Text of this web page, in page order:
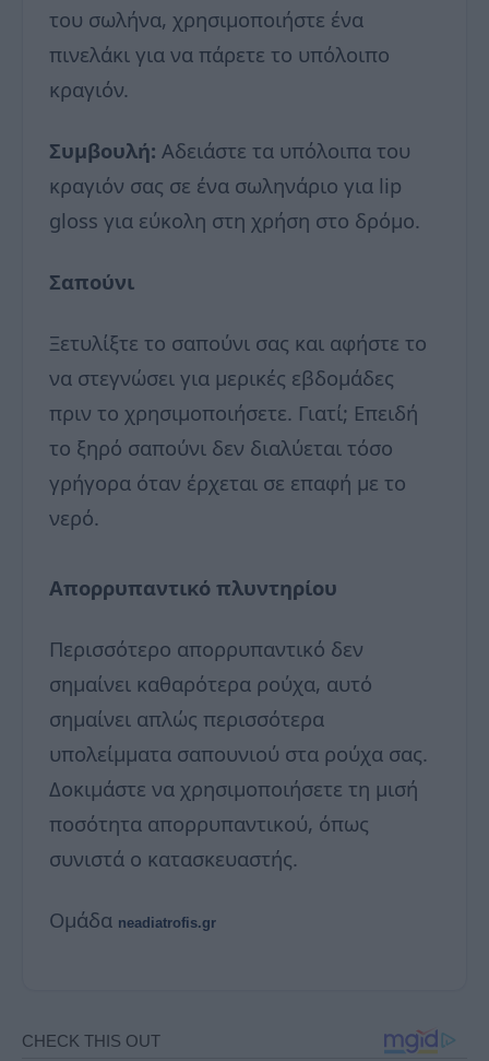
του σωλήνα, χρησιμοποιήστε ένα
πινελάκι για να πάρετε το υπόλοιπο
κραγιόν.
Συμβουλή: Αδειάστε τα υπόλοιπα του
κραγιόν σας σε ένα σωληνάριο για lip
gloss για εύκολη στη χρήση στο δρόμο.
Σαπούνι
Ξετυλίξτε το σαπούνι σας και αφήστε το
να στεγνώσει για μερικές εβδομάδες
πριν το χρησιμοποιήσετε. Γιατί; Επειδή
το ξηρό σαπούνι δεν διαλύεται τόσο
γρήγορα όταν έρχεται σε επαφή με το
νερό.
Απορρυπαντικό πλυντηρίου
Περισσότερο απορρυπαντικό δεν
σημαίνει καθαρότερα ρούχα, αυτό
σημαίνει απλώς περισσότερα
υπολείμματα σαπουνιού στα ρούχα σας.
Δοκιμάστε να χρησιμοποιήσετε τη μισή
ποσότητα απορρυπαντικού, όπως
συνιστά ο κατασκευαστής.
Ομάδα neadiatrofis.gr